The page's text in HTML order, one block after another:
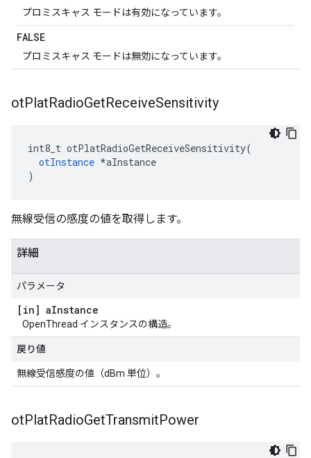
プロミスキャス モードは有効になっています。
FALSE
プロミスキャス モードは無効になっています。
otPlatRadioGetReceiveSensitivity
int8_t otPlatRadioGetReceiveSensitivity(
otInstance *aInstance
)
無線受信の感度の値を取得します。
詳細
パラメータ
[in] aInstance
OpenThread インスタンスの構造。
戻り値
無線受信感度の値（dBm 単位）。
otPlatRadioGetTransmitPower